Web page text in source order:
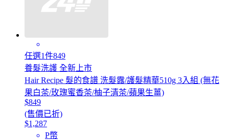
任選1件849
養髮洗護 全新上市
Hair Recipe 髮的食譜 洗髮露/護髮精華510g 3入組 (無花
果白茶/玫瑰蜜香茶/柚子清茶/蘋果生薑)
$849
(售價已折)
$1,287
P幣